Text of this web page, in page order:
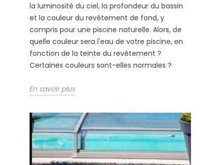
la luminosité du ciel, la profondeur du bassin
et la couleur du revêtement de fond, y
compris pour une piscine naturelle. Alors, de
quelle couleur sera l'eau de votre piscine, en
fonction de la teinte du revêtement ?
Certaines couleurs sont-elles normales ?
En savoir plus